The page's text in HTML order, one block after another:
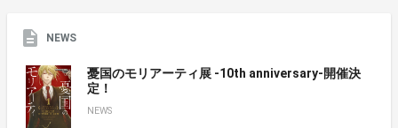
NEWS
憂国のモリアーティ展 -10th anniversary-開催決
定！
NEWS